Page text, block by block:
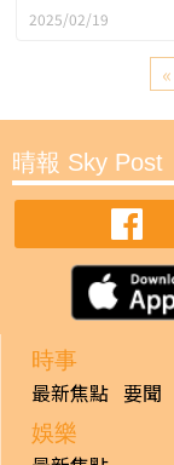
2025/02/19
«
晴報 Sky Post
時事
最新焦點 要聞
娛樂